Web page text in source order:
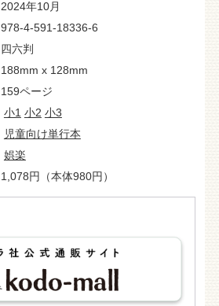
2024年10月
978-4-591-18336-6
四六判
188mm x 128mm
159ページ
小1 小2 小3
児童向け単行本
娯楽
1,078円（本体980円）